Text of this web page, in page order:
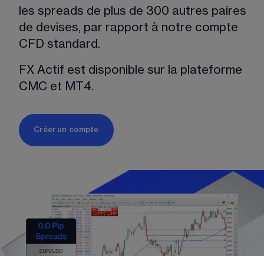
les spreads de plus de 300 autres paires
de devises, par rapport à notre compte
CFD standard.
FX Actif est disponible sur la plateforme
CMC et MT4.
Créer un compte